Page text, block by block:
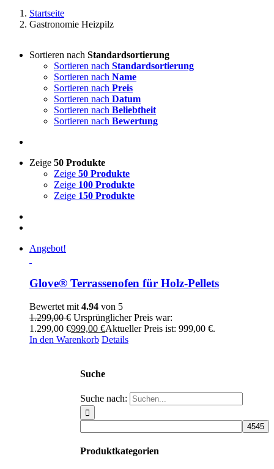
Startseite
Gastronomie Heizpilz
Sortieren nach Standardsortierung
Sortieren nach Standardsortierung
Sortieren nach Name
Sortieren nach Preis
Sortieren nach Datum
Sortieren nach Beliebtheit
Sortieren nach Bewertung
Zeige 50 Produkte
Zeige 50 Produkte
Zeige 100 Produkte
Zeige 150 Produkte
Angebot!
Glove® Terrassenofen für Holz-Pellets
Bewertet mit4.94 von 5
1.299,00€ Ursprünglicher Preis war:
1.299,00 €999,00 €Aktueller Preis ist: 999,00 €.
In den Warenkorb Details
Suche
Suche nach:
Produktkategorien